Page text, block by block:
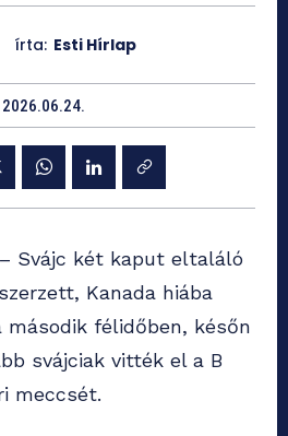
írta: Esti Hírlap
2026.06.24.
Svájc két kaput eltaláló
Kanada hiába
második félidőben, későn
svájciak vitték el a B
meccsét.